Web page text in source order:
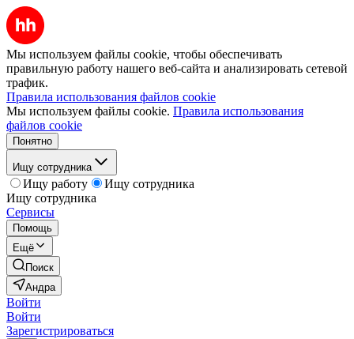
Мы используем файлы cookie, чтобы обеспечивать
правильную работу нашего веб-сайта и анализировать сетевой
трафик.
Правила использования файлов cookie
Мы используем файлы cookie. Правила использования
файлов cookie
Понятно
Ищу сотрудника
Ищу работу
Ищу сотрудника
Ищу сотрудника
Сервисы
Помощь
Ещё
Поиск
Андра
Войти
Войти
Зарегистрироваться